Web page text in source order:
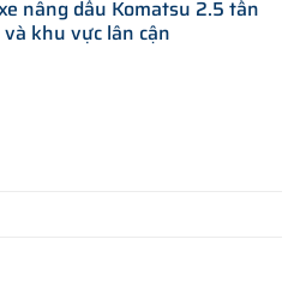
nâng dầu Komatsu 2.5 tấn
khu vực lân cận